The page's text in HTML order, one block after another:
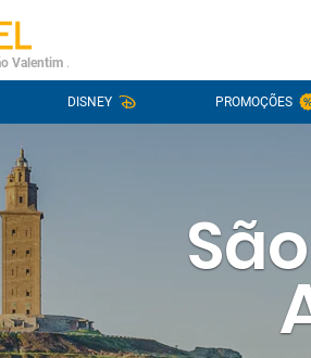
Valentim .
DISNEY PROMOÇÕES